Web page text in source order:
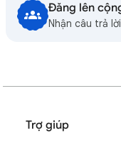
Đăng lên
Nhận câu trả
Trợ giúp